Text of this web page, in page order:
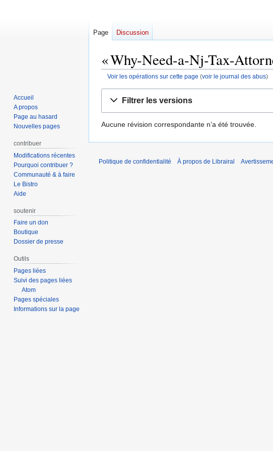
« Why-Need-a-Nj-Tax-
Voir les opérations sur cette page (voir le journal des abus)
navigation
recherche
Filtrer les versions
Aucune révision correspondante n’a été trouvée.
Page Discussion
Accueil
A propos
Page au hasard
Nouvelles pages
contribuer
Modifications récentes
Pourquoi contribuer ?
Communauté & à faire
Le Bistro
Aide
soutenir
Faire un don
Boutique
Dossier de presse
Outils
Pages liées
Suivi des pages liées
Atom
Pages spéciales
Informations sur la page
Politique de confidentialité À propos de Librairal